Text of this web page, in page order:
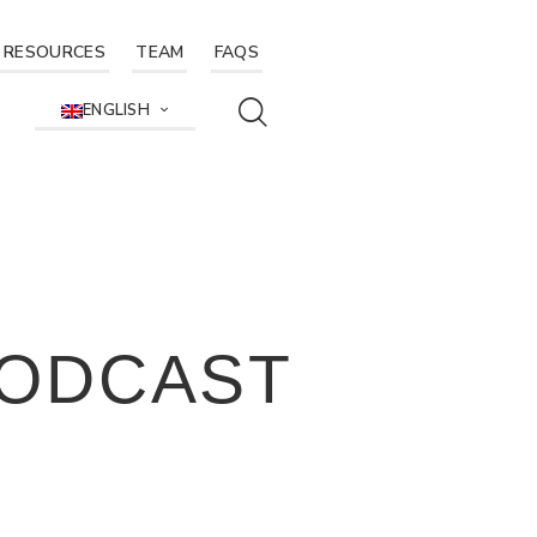
RESOURCES TEAM FAQS
ENGLISH